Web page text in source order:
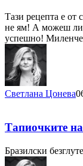
Тази рецепта е от
не ям! А можеш ли
успешно!
Светлана Цонева
Тапиочките
Бразилски